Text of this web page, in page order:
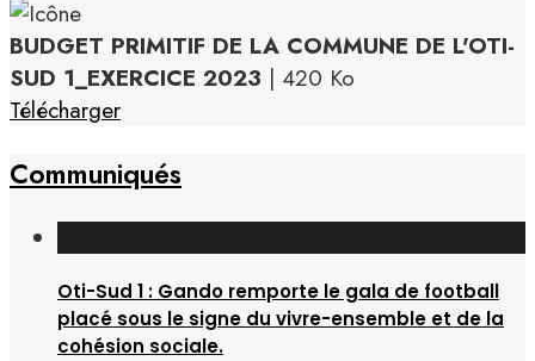
BUDGET PRIMITIF DE LA COMMUNE DE L'OTI-
SUD 1_EXERCICE 2023 | 420 Ko
Télécharger
Communiqués
Oti-Sud 1 : Gando remporte le gala de football
placé sous le signe du vivre-ensemble et de la
cohésion sociale.